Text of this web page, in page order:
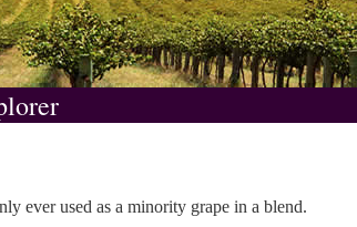
ever used as a minority grape in a blend.